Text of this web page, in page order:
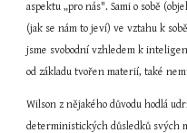
aspektu „pro nás". Sami o sobě
(jak se nám to jeví) ve vztahu k
jsme svobodní vzhledem k
od základu tvořen materií, také
Wilson z nějakého důvodu hodlá
deterministických důsledků svých